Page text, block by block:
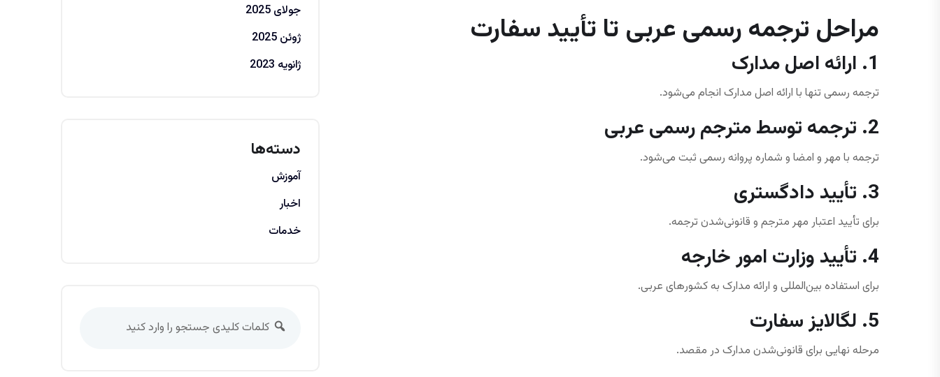
مراحل ترجمه رسمی عربی تا تأیید سفارت
1. ارائه اصل مدارک
ترجمه رسمی تنها با ارائه اصل مدارک انجام می‌شود.
2. ترجمه توسط مترجم رسمی عربی
ترجمه با مهر و امضا و شماره پروانه رسمی ثبت می‌شود.
3. تأیید دادگستری
برای تأیید اعتبار مهر مترجم و قانونی‌شدن ترجمه.
4. تأیید وزارت امور خارجه
برای استفاده بین‌المللی و ارائه مدارک به کشورهای عربی.
5. لگالایز سفارت
مرحله نهایی برای قانونی‌شدن مدارک در مقصد.
جولای 2025
ژوئن 2025
ژانویه 2023
دسته‌ها
آموزش
اخبار
خدمات